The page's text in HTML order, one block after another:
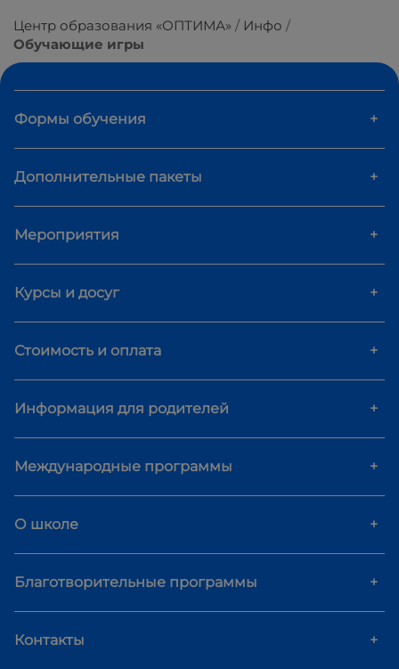
Центр образования «ОПТИМА»
Инфо
Обучающие игры
Формы обучения +
Дополнительные пакеты +
Мероприятия +
Курсы и досуг +
Стоимость и оплата +
Информация для родителей +
Международные программы +
О школе +
Благотворительные программы +
Контакты +